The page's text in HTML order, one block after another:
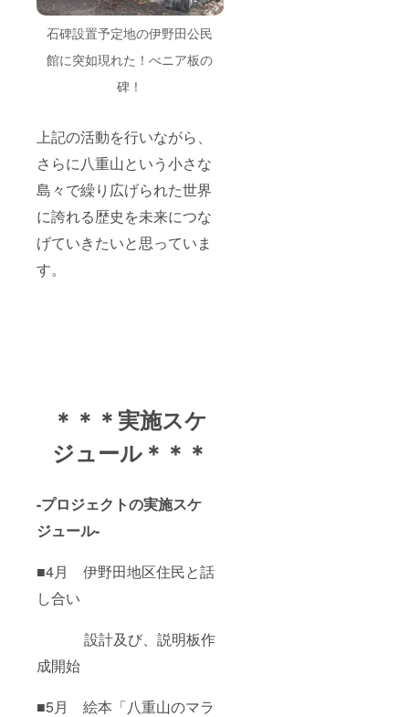
石碑設置予定地の伊野田公民
館に突如現れた！べニア板の
碑！
上記の活動を行いながら、
さらに八重山という小さな
島々で繰り広げられた世界
に誇れる歴史を未来につな
げていきたいと思っていま
す。
＊＊＊実施スケ
ジュール＊＊＊
-プロジェクトの実施スケ
ジュール-
■4月 伊野田地区住民と話
し合い
設計及び、説明板作
成開始
■5月 絵本「八重山のマラ